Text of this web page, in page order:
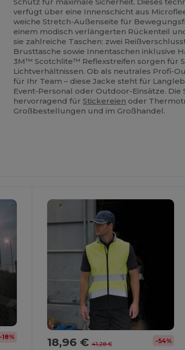
verfügt über eine Innenschicht aus
weiche Stretch-Außenseite für
einem modisch verlängerten Rückenteil
sie zahlreiche Taschen: zwei
Brusttasche sowie Innentaschen inklusive
3M™ Scotchlite™ Reflexstreifen sorgen für
Lichtverhältnissen. Ob als neutrales Profi-
für Ihr Team – diese Jacke steht für
Event-Personal oder Outdoor-Einsätze. Die
hervorragend fürStickereien oder
Großbestellungen und im Großhandel.
-18% 18,96 €41,28 € -54%